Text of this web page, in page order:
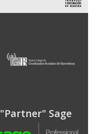
"Partner" Sage